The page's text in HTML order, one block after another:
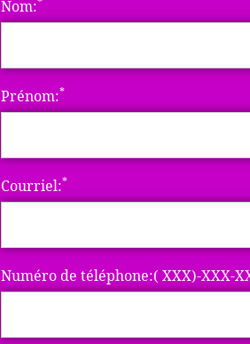
Nom:*
Prénom:*
Courriel:*
Numéro de téléphone:( XXX)-XXX-